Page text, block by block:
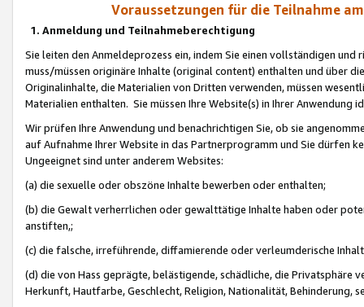
Voraussetzungen für die Teilnahme
1. Anmeldung und Teilnahmeberechtigung
Sie leiten den Anmeldeprozess ein, indem Sie einen vollständigen
muss/müssen originäre Inhalte (original content) enthalten und über
Originalinhalte, die Materialien von Dritten verwenden, müssen
Materialien enthalten. Sie müssen Ihre Website(s) in Ihrer Anwendung
Wir prüfen Ihre Anwendung und benachrichtigen Sie, ob sie
auf Aufnahme Ihrer Website in das Partnerprogramm und Sie dürfen
Ungeeignet sind unter anderem Websites:
(a) die sexuelle oder obszöne Inhalte bewerben oder enthalten;
(b) die Gewalt verherrlichen oder gewalttätige Inhalte haben oder
anstiften,;
(c) die falsche, irreführende, diffamierende oder verleumderische
(d) die von Hass geprägte, belästigende, schädliche, die Privatsphäre
Herkunft, Hautfarbe, Geschlecht, Religion, Nationalität, Behinderung,